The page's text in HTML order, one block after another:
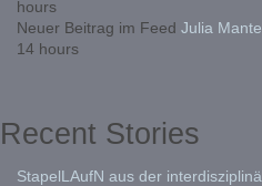
hours
Neuer Beitrag im Feed Julia
14 hours
Recent Stories
StapelLAufN aus der